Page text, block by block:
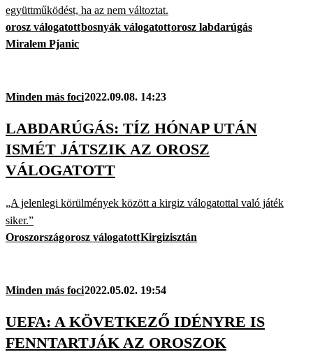
együttműködést, ha az nem változtat.
orosz válogatottbosnyák válogatottorosz labdarúgás
Miralem Pjanic
Minden más foci2022.09.08. 14:23
LABDARÚGÁS: TÍZ HÓNAP UTÁN
ISMÉT JÁTSZIK AZ OROSZ
VÁLOGATOTT
„A jelenlegi körülmények között a kirgiz válogatottal való játék
siker.”
Oroszországorosz válogatottKirgizisztán
Minden más foci2022.05.02. 19:54
UEFA: A KÖVETKEZŐ IDÉNYRE IS
FENNTARTJÁK AZ OROSZOK